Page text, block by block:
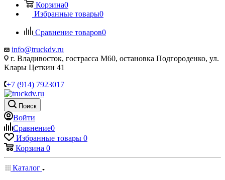
Корзина0
Избранные товары0
Сравнение товаров0
info@truckdv.ru
г. Владивосток, гострасса М60, остановка Подгороденко, ул.
Клары Цеткин 41
+7 (914) 7923017
Поиск
Войти
Сравнение0
Избранные товары 0
Корзина 0
Каталог